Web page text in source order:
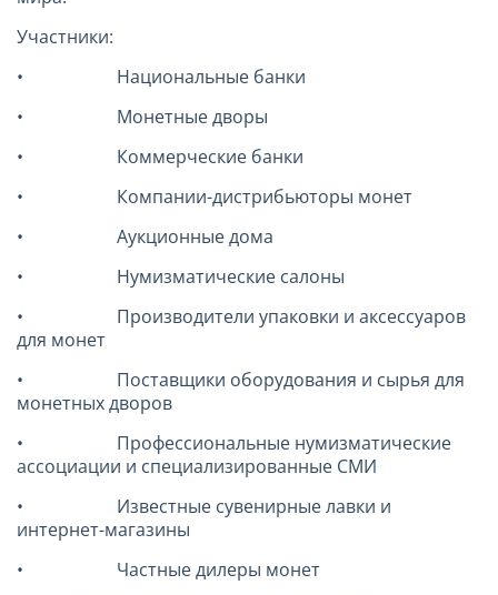
Участники:
• Национальные банки
• Монетные дворы
• Коммерческие банки
• Компании-дистрибьюторы монет
• Аукционные дома
• Нумизматические салоны
• Производители упаковки и аксессуаров
для монет
• Поставщики оборудования и сырья для
монетных дворов
• Профессиональные нумизматические
ассоциации и специализированные СМИ
• Известные сувенирные лавки и
интернет-магазины
• Частные дилеры монет